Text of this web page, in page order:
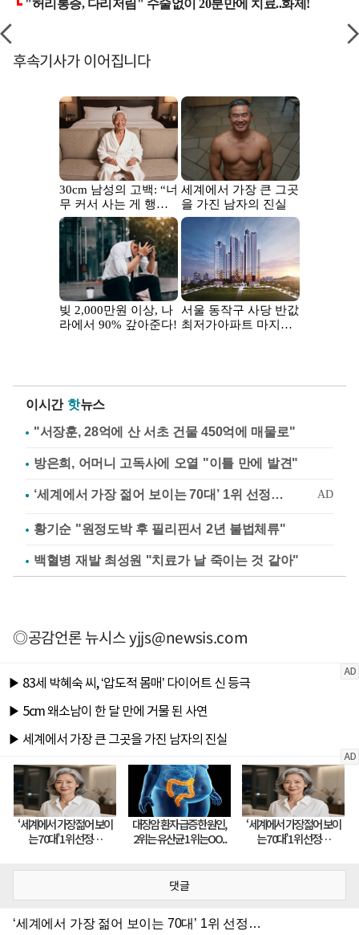
후속기사가 이어집니다
이시간 핫뉴스
"서장훈, 28억에 산 서초 건물 450억에 매물로"
방은희, 어머니 고독사에 오열 "이틀 만에 발견"
황기순 "원정도박 후 필리핀서 2년 불법체류"
백혈병 재발 최성원 "치료가 날 죽이는 것 같아"
◎공감언론 뉴시스yjjs@newsis.com
댓글